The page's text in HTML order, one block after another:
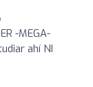
-MEGA-
ahí NI